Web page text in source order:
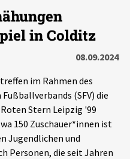
in Colditz
08.09.2024
im Rahmen des
(SFV) die
Stern Leipzig '99
150 Zuschauer*innen ist
Jugendlichen und
Personen, die seit Jahren